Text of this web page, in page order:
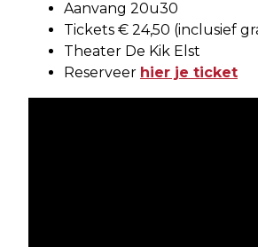
Aanvang 20u30
Tickets € 24,50 (inclusief
Theater De Kik Elst
Reserveer hier je ticket